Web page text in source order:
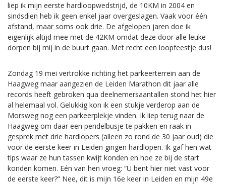
liep ik mijn eerste hardloopwedstrijd, de 10KM in 2004 en
sindsdien heb ik geen enkel jaar overgeslagen. Vaak voor één
afstand, maar soms ook drie. De afgelopen jaren doe ik
eigenlijk altijd mee met de 42KM omdat deze door alle leuke
dorpen bij mij in de buurt gaan. Met recht een loopfeestje dus!
Zondag 19 mei vertrokke richting het parkeerterrein aan de
Haagweg maar aangezien de Leiden Marathon dit jaar alle
records heeft gebroken qua deelnemersaantallen stond het hier
al helemaal vol. Gelukkig kon ik een stukje verderop aan de
Morsweg nog een parkeerplekje vinden. Ik liep terug naar de
Haagweg om daar een pendelbusje te pakken en raak in
gesprek met drie hardlopers (alleen zo rond de 30 jaar oud) die
voor de eerste keer in Leiden gingen hardlopen. Ik gaf hen wat
tips waar ze hun tassen kwijt konden en hoe ze bij de start
konden komen. Eén van hen vroeg: “U bent hier niet vast voor
de eerste keer?” Nee, dit is mijn 16e keer in Leiden en mijn 49e